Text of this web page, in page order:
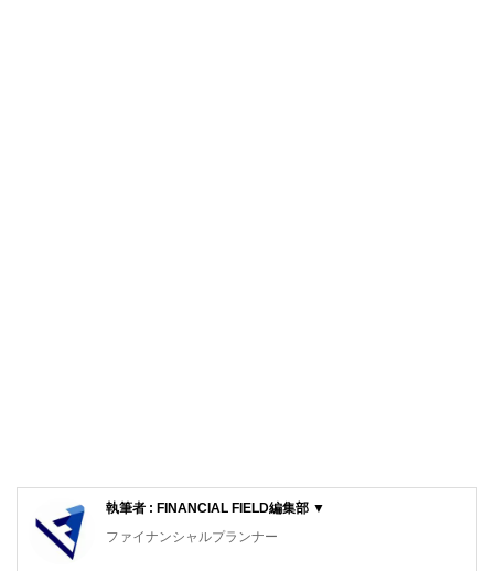
執筆者 : FINANCIAL FIELD編集部 ▼
ファイナンシャルプランナー